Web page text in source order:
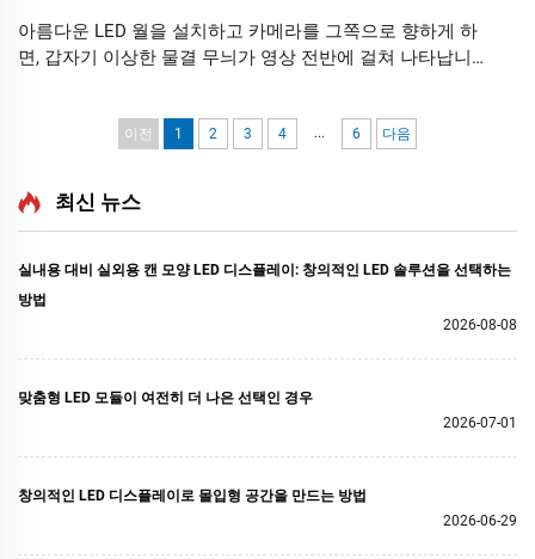
아름다운 LED 월을 설치하고 카메라를 그쪽으로 향하게 하
면, 갑자기 이상한 물결 무늬가 영상 전반에 걸쳐 나타납니
질을 심각하게 저해할 수 있습니다.
이전 1 2 3 4 ... 6 다음
최신 뉴스
실내용 대비 실외용 캔 모양 LED 디스플레이: 창의적인 LED 솔루션을 선택하는
방법
2026-08-08
맞춤형 LED 모듈이 여전히 더 나은 선택인 경우
2026-07-01
창의적인 LED 디스플레이로 몰입형 공간을 만드는 방법
2026-06-29